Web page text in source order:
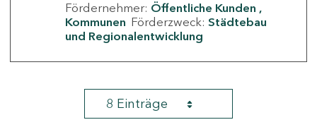
Fördernehmer: Öffentliche Kunden
Kommunen Förderzweck: Städtebau
und Regionalentwicklung
8 Einträge